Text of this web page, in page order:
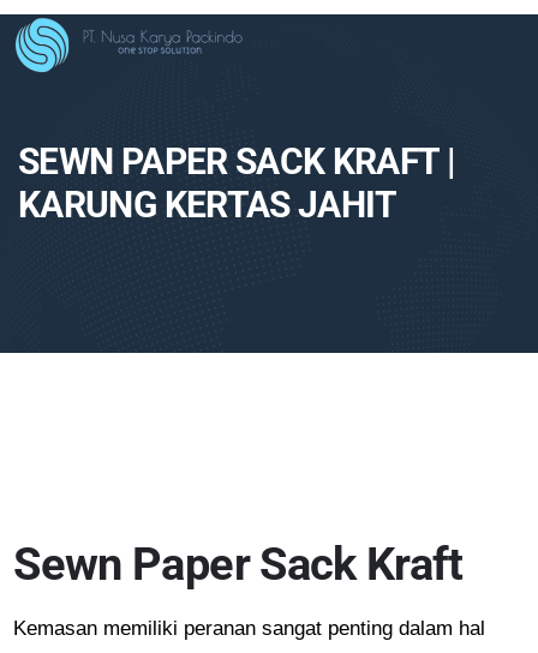
SEWN PAPER SACK KRAFT |
KARUNG KERTAS JAHIT
Sewn Paper Sack Kraft
Kemasan memiliki peranan sangat penting dalam hal